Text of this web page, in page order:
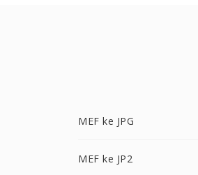
MEF ke JPG
MEF ke JP2